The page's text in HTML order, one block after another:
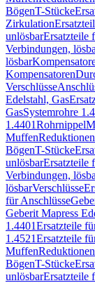
BögenT-Stücke
Zirkulation
unlösbarErsatzteile
Verbindungen,
lösbar
Kompensatoren
Verschlüsse
Edelstahl, Gas
GasSystemrohre
1.4401Rohrnippel
MuffenReduktionen
BögenT-Stücke
unlösbarErsatzteile
Verbindungen,
lösbarVerschlüsse
für Anschlüsse
Geberit Mapress
1.4401Ersatzteile
1.4521Ersatzteile
MuffenReduktionen
BögenT-Stücke
unlösbarErsatzteile